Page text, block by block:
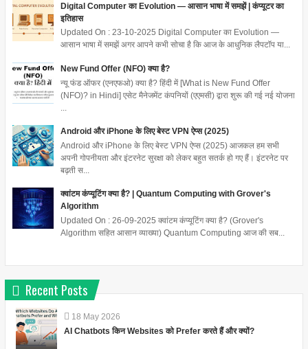
Digital Computer का Evolution — आसान भाषा में समझें | कंप्यूटर का
इतिहास
Updated On : 23-10-2025 Digital Computer का Evolution —
आसान भाषा में समझें अगर आपने कभी सोचा है कि आज के आधुनिक लैपटॉप या...
New Fund Offer (NFO) क्या है?
न्यू फंड ऑफर (एनएफओ) क्या है? हिंदी में [What is New Fund Offer
(NFO)? in Hindi] एसेट मैनेजमेंट कंपनियों (एएमसी) द्वारा शुरू की गई नई योजना
Android और iPhone के लिए बेस्ट VPN ऐप्स (2025)
Android और iPhone के लिए बेस्ट VPN ऐप्स (2025) आजकल हम सभी
अपनी गोपनीयता और इंटरनेट सुरक्षा को लेकर बहुत सतर्क हो गए हैं। इंटरनेट पर
बढ़ती स...
क्वांटम कंप्यूटिंग क्या है? | Quantum Computing with Grover's
Algorithm
Updated On : 26-09-2025 क्वांटम कंप्यूटिंग क्या है? (Grover's
Algorithm सहित आसान व्याख्या) Quantum Computing आज की सब...
Recent Posts
18 May 2026
AI Chatbots किन Websites को Prefer करते हैं और क्यों?